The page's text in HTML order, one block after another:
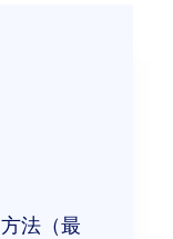
法（最